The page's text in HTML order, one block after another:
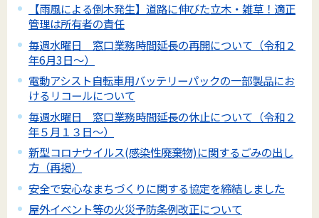
【雨風による倒木発生】道路に伸びた立木・雑草！適正
管理は所有者の責任
毎週水曜日 窓口業務時間延長の再開について（令和２
年6月3日～）
電動アシスト自転車用バッテリーパックの一部製品にお
けるリコールについて
毎週水曜日 窓口業務時間延長の休止について（令和２
年５月１３日～）
新型コロナウイルス(感染性廃棄物)に関するごみの出し
方（再掲）
安全で安心なまちづくりに関する協定を締結しました
屋外イベント等の火災予防条例改正について